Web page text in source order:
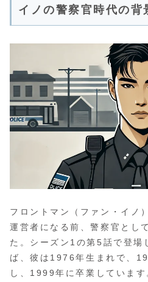
イノの警察官時代の背
フロントマン（ファン・イノ
運営者になる前、警察官とし
た。シーズン1の第5話で登場
ば、彼は1976年生まれで、
し、1999年に卒業しています